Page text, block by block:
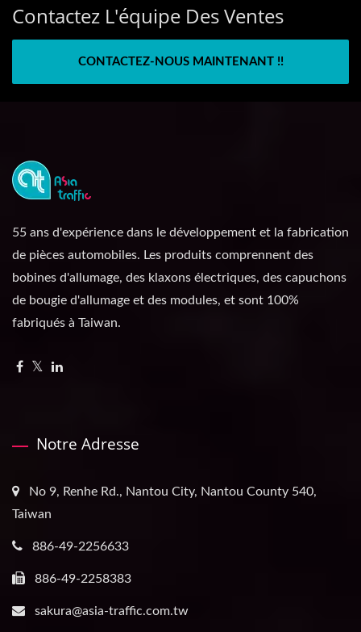
Contactez L'équipe Des Ventes
CONTACTEZ-NOUS MAINTENANT !!
55 ans d'expérience dans le développement et la fabrication
de pièces automobiles. Les produits comprennent des
bobines d'allumage, des klaxons électriques, des capuchons
de bougie d'allumage et des modules, et sont 100%
fabriqués à Taiwan.
Notre Adresse
No 9, Renhe Rd., Nantou City, Nantou County 540,
Taiwan
886-49-2256633
886-49-2258383
sakura@asia-traffic.com.tw